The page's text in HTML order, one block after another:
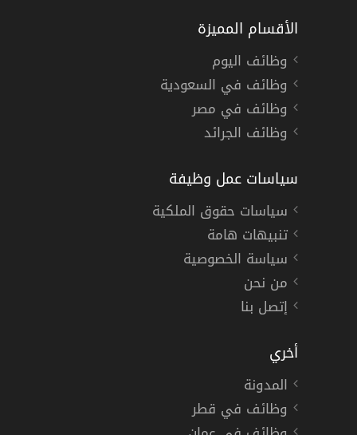
الأقسام المميزة
وظائف اليوم
وظائف في السعودية
وظائف في مصر
وظائف الجرائد
سياسات عمل وظيفة
سياسات حقوق الملكية
تنبيهات هامة
سياسة الخصوصية
من نحن
إتصل بنا
أخري
المدونة
وظائف في قطر